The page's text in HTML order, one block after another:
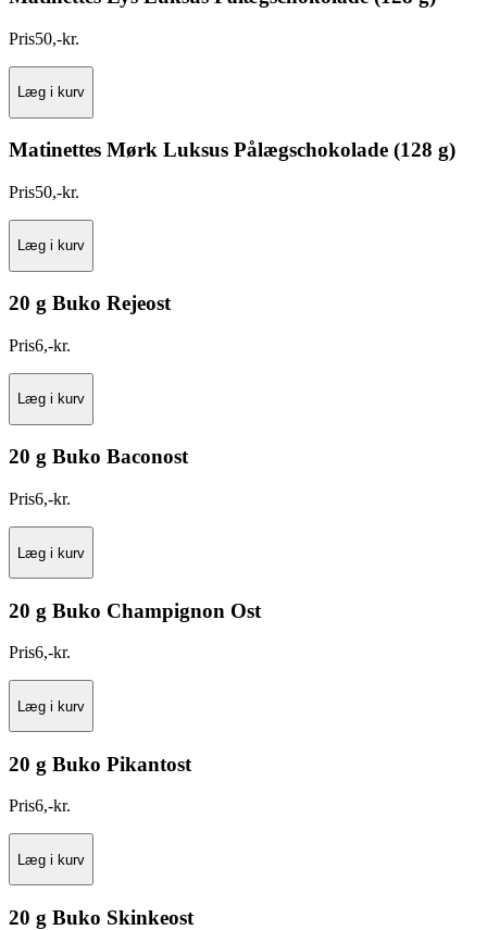
Pris50,-kr.
Læg i kurv
Matinettes Mørk Luksus Pålægschokolade (128 g)
Pris50,-kr.
Læg i kurv
20 g Buko Rejeost
Pris6,-kr.
Læg i kurv
20 g Buko Baconost
Pris6,-kr.
Læg i kurv
20 g Buko Champignon Ost
Pris6,-kr.
Læg i kurv
20 g Buko Pikantost
Pris6,-kr.
Læg i kurv
20 g Buko Skinkeost